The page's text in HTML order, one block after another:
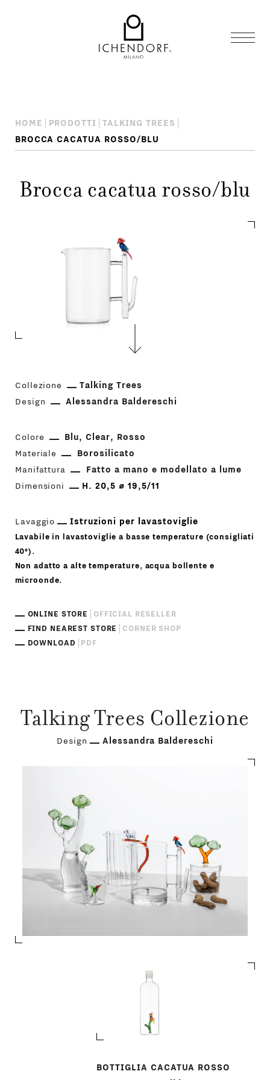
HOME PRODOTTI
TALKING TREES
BROCCA CACATUA ROSSO/BLU
Brocca cacatua rosso/blu
Collezione
Talking Trees
Design
Alessandra Baldereschi
Colore Blu Clear
Rosso
Materiale
Borosilicato
Manifattura
Fatto a mano e modellato a lume
Dimensioni
H. 20,5 ⌀ 19,5/11
Lavaggio Istruzioni per lavastoviglie
Lavabile in lavastoviglie a basse temperature (consigliati
40°).
Non adatto a alte temperature, acqua bollente e
microonde.
ONLINE STORE
OFFICIAL RESELLER
FIND NEAREST STORE
CORNER SHOP
DOWNLOAD
PDF
Talking Trees Collezione
Design Alessandra Baldereschi
BOTTIGLIA CACATUA ROSSO